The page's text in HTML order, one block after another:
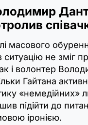
масового
ситуацію не зміг
і волонтер
Гайтана
«немедійних»
підійти до
іронією.